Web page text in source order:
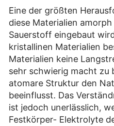
Eine der größten
diese Materialien
Sauerstoff eingebaut
kristallinen Materialien
Materialien keine
sehr schwierig macht zu
atomare Struktur den
beeinflusst. Das
ist jedoch unerlässlich,
Festkörper- Elektrolyte